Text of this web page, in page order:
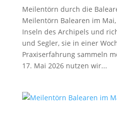
Meilentörn durch die
Meilentörn Balearen im
Inseln des Archipels und
und Segler, sie in einer
Praxiserfahrung sammeln
17. Mai 2026 nutzen wir...